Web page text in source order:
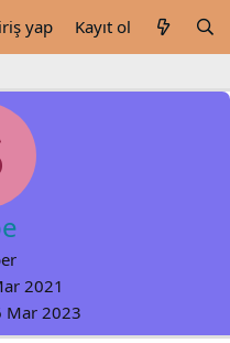
yap Kayıt ol
2021
Mar 2023